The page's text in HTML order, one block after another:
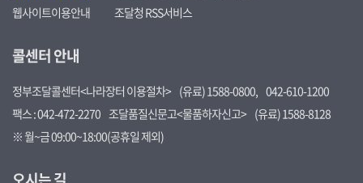
웹사이트이용안내
조달청 RSS서비스
콜센터 안내
정부조달콜센터<나라장터 이용절차> (유료) 1588-0800, 042-610-1200
팩스 : 042-472-2270 조달품질신문고<물품하자신고> (유료) 1588-8128
※ 월~금 09:00~18:00(공휴일 제외)